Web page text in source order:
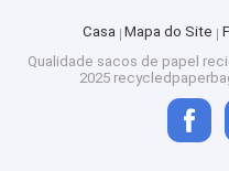
Casa Mapa do Site
Qualidade sacos de papel
2025